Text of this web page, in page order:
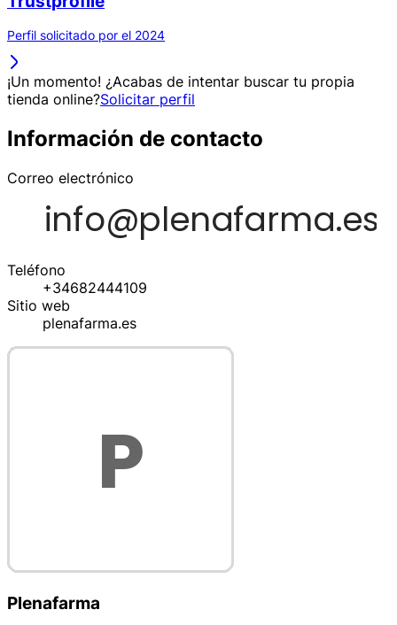
Perfil solicitado por el 2024
¡Un momento! ¿Acabas de intentar buscar tu propia
tienda online?Solicitar perfil
Información de contacto
Correo electrónico
Teléfono
+34682444109
Sitio web
plenafarma.es
Plenafarma